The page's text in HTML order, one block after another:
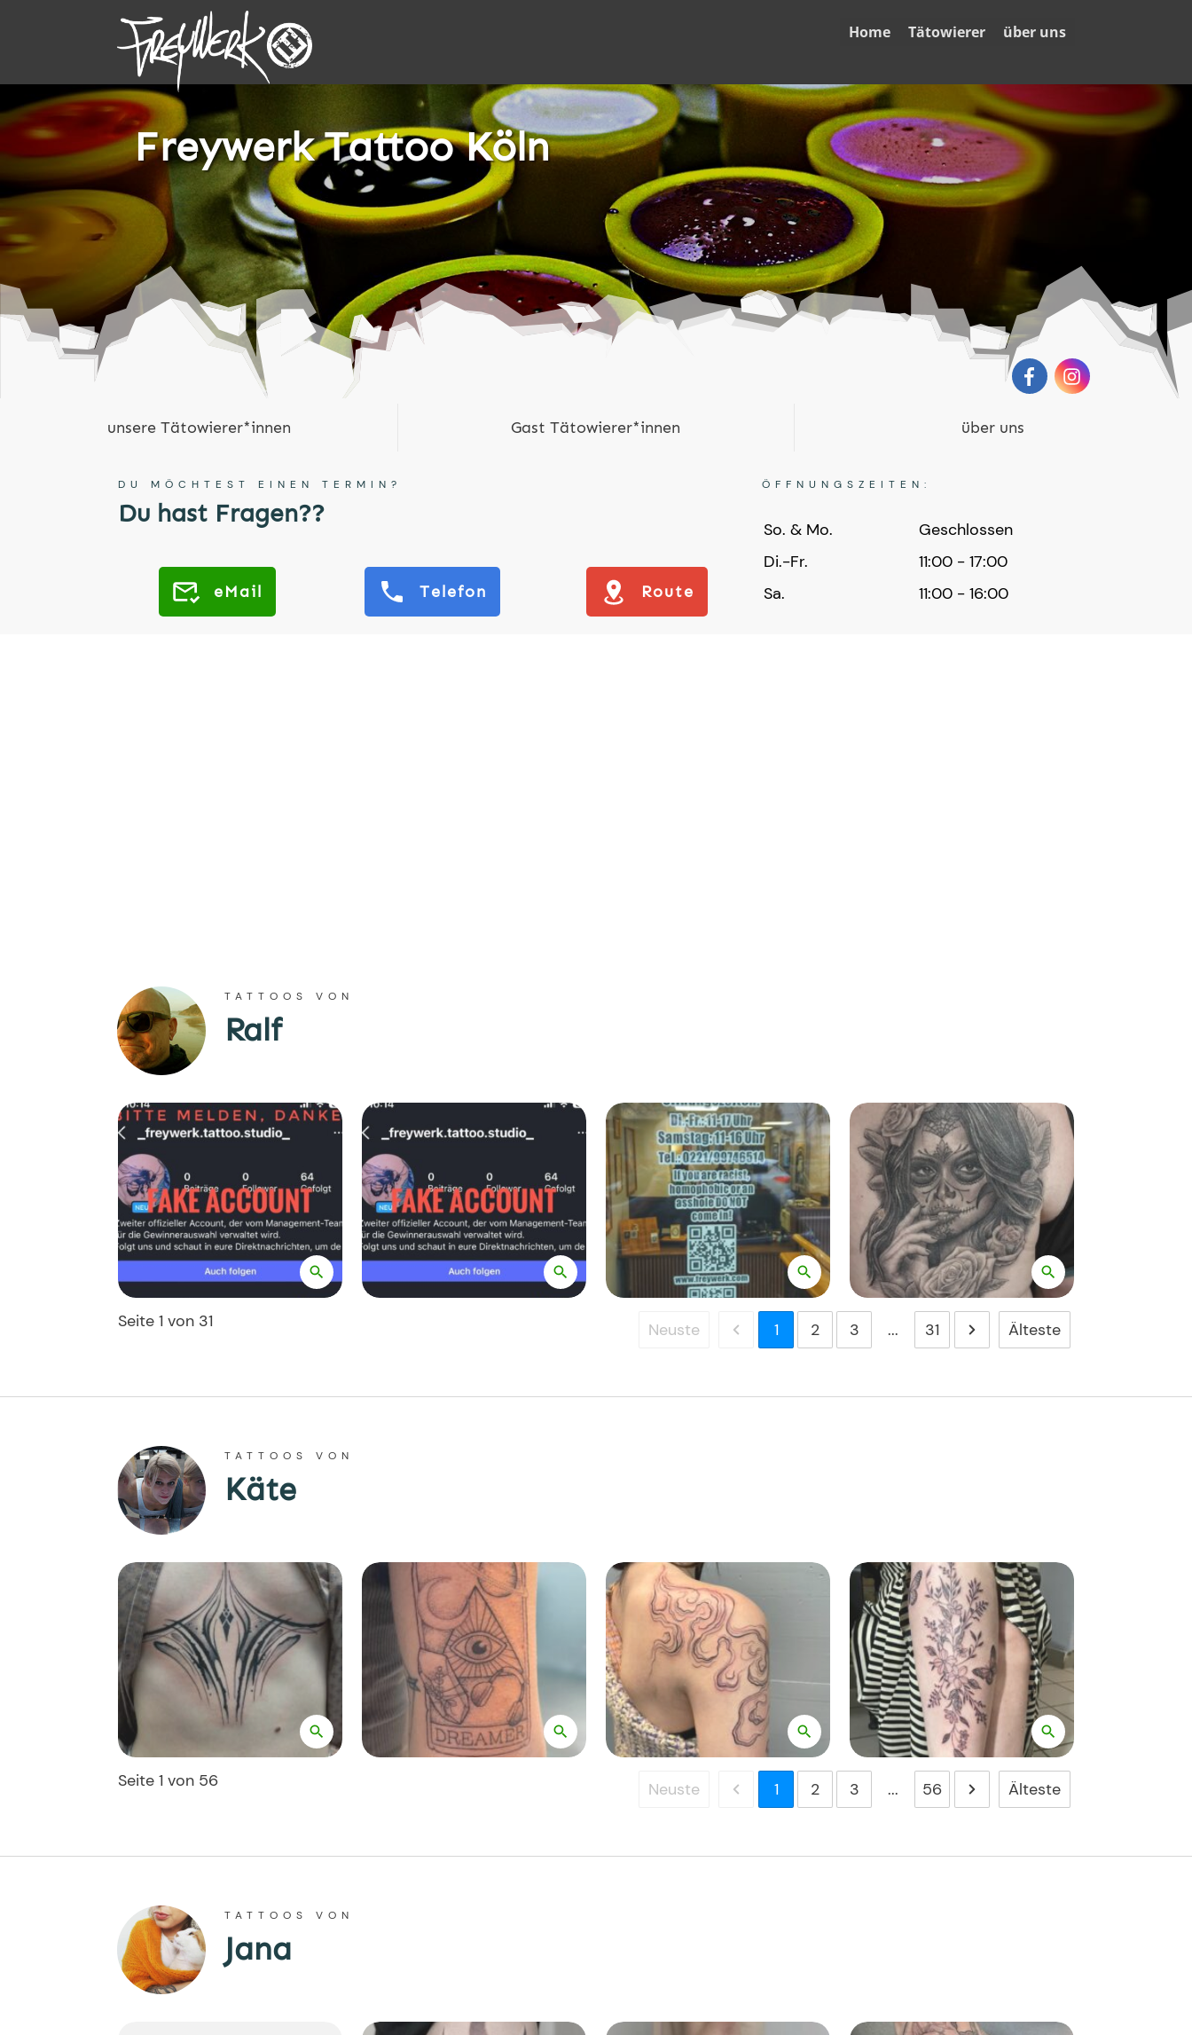
Home Tätowierer über uns
Freywerk Tattoo Köln
unsere Tätowierer*innen Gast Tätowierer*innen über uns
DU MÖCHTEST EINEN TERMIN?
Du hast Fragen??
eMail Telefon Route
ÖFFNUNGSZEITEN:
So. & Mo.
Geschlossen
Di.-Fr.
11:00 - 17:00
Sa.
11:00 - 16:00
TATTOOS VON
Ralf
Seite 1 von 31 Neuste 1 2 3 ... 31 Älteste
TATTOOS VON
Käte
Seite 1 von 56 Neuste 1 2 3 ... 56 Älteste
TATTOOS VON
Jana